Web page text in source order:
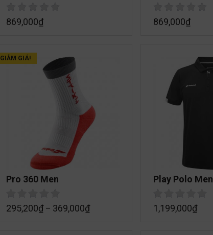
869,000₫ 869,000₫
GIẢM GIÁ!
Pro 360 Men
295,200₫– 369,000₫
Play Polo Men
1,199,000₫